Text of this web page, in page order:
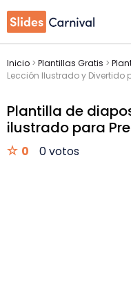
Inicio > Plantillas Gratis >
Lección Ilustrado y Divertido
Plantilla de
ilustrado para
0 0 votos